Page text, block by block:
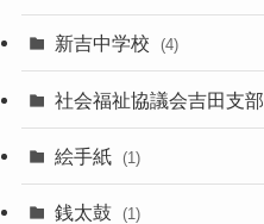
新吉中学校 (4)
社会福祉協議会吉田支部
絵手紙 (1)
銭太鼓 (1)